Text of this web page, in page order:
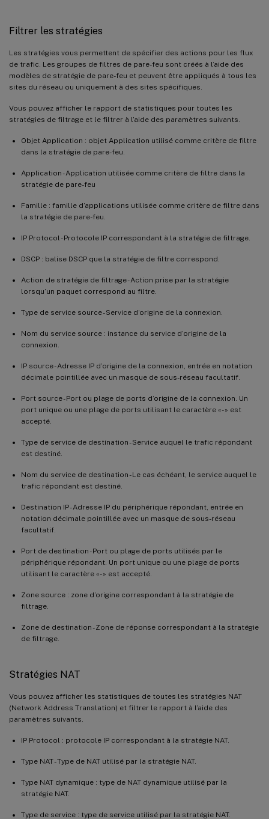
Filtrer les stratégies
Les stratégies vous permettent de spécifier des actions pour les flux
de trafic. Les groupes de filtres de pare-feu sont créés à l’aide des
modèles de stratégie de pare-feu et peuvent être appliqués à tous les
sites du réseau ou uniquement à des sites spécifiques.
Vous pouvez afficher le rapport de statistiques pour toutes les
stratégies de filtrage et le filtrer à l’aide des paramètres suivants.
Objet Application : objet Application utilisé comme critère de filtre
dans la stratégie de pare-feu.
Application - Application utilisée comme critère de filtre dans la
stratégie de pare-feu
Famille : famille d’applications utilisée comme critère de filtre dans
la stratégie de pare-feu.
IP Protocol - Protocole IP correspondant à la stratégie de filtrage.
DSCP : balise DSCP que la stratégie de filtre correspond.
Action de stratégie de filtrage - Action prise par la stratégie
lorsqu’un paquet correspond au filtre.
Type de service source - Service d’origine de la connexion.
Nom du service source : instance du service d’origine de la
connexion.
IP source - Adresse IP d’origine de la connexion, entrée en notation
décimale pointillée avec un masque de sous-réseau facultatif.
Port source - Port ou plage de ports d’origine de la connexion. Un
port unique ou une plage de ports utilisant le caractère « - » est
accepté.
Type de service de destination - Service auquel le trafic répondant
est destiné.
Nom du service de destination - Le cas échéant, le service auquel le
trafic répondant est destiné.
Destination IP - Adresse IP du périphérique répondant, entrée en
notation décimale pointillée avec un masque de sous-réseau
facultatif.
Port de destination - Port ou plage de ports utilisés par le
périphérique répondant. Un port unique ou une plage de ports
utilisant le caractère « - » est accepté.
Zone source : zone d’origine correspondant à la stratégie de
filtrage.
Zone de destination - Zone de réponse correspondant à la stratégie
de filtrage.
Stratégies NAT
Vous pouvez afficher les statistiques de toutes les stratégies NAT
(Network Address Translation) et filtrer le rapport à l’aide des
paramètres suivants.
IP Protocol : protocole IP correspondant à la stratégie NAT.
Type NAT - Type de NAT utilisé par la stratégie NAT.
Type NAT dynamique : type de NAT dynamique utilisé par la
stratégie NAT.
Type de service : type de service utilisé par la stratégie NAT.